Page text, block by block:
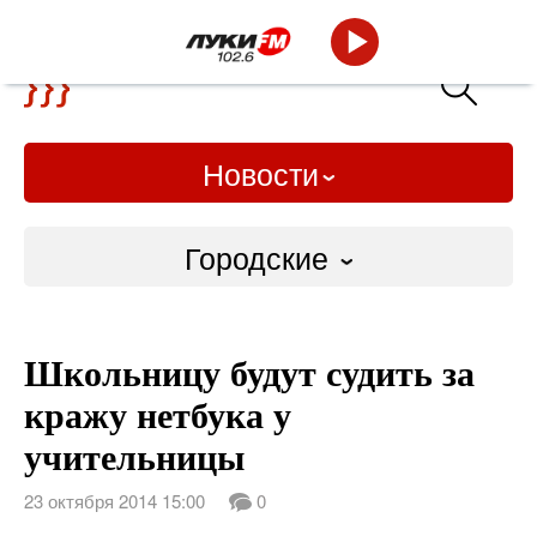
Новости
Городские
Слово Дело
Народные
ВТРК
Школьницу будут судить за
кражу нетбука у
учительницы
23 октября 2014 15:00 0